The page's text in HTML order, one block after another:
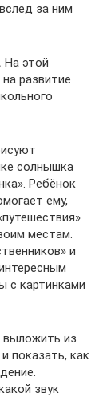
за ним
На этой
развитие
солнышка
Ребёнок
ему,
местам.
и
с картинками
выложить из
показать, как
звук